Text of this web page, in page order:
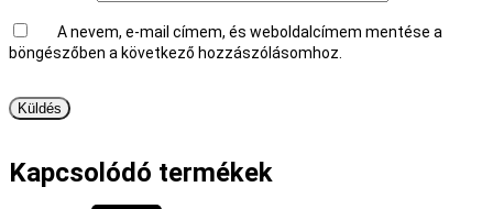
A nevem, e-mail címem, és weboldalcímem mentése a
böngészőben a következő hozzászólásomhoz.
Kapcsolódó termékek